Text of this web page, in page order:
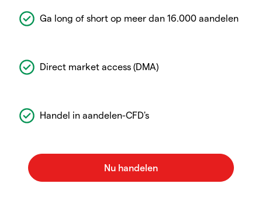
Ga long of short op meer dan 16.000 aandelen
Direct market access (DMA)
Handel in aandelen-CFD's